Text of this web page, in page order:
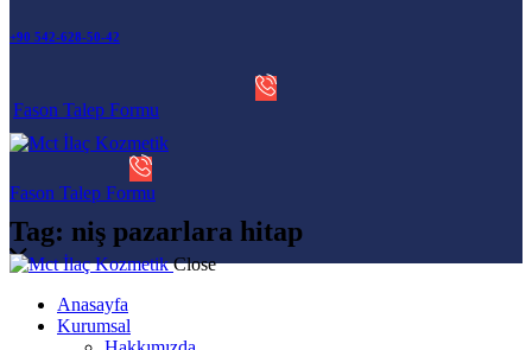
+90 542-628-50-42
Fason Talep Formu
Fason Talep Formu
Tag: niş pazarlara hitap
Close
Anasayfa
Kurumsal